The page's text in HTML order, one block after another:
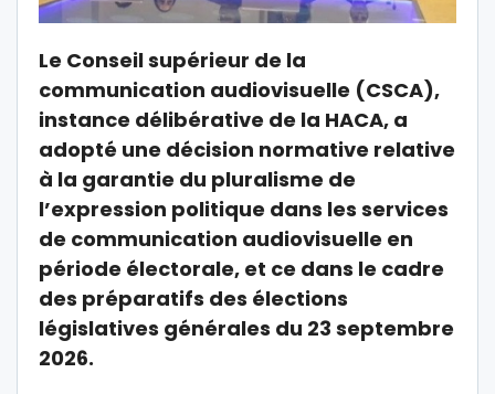
Le Conseil supérieur de la
communication audiovisuelle (CSCA),
instance délibérative de la HACA, a
adopté une décision normative relative
à la garantie du pluralisme de
l’expression politique dans les services
de communication audiovisuelle en
période électorale, et ce dans le cadre
des préparatifs des élections
législatives générales du 23 septembre
2026.